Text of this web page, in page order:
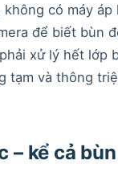
có máy áp
để biết bùn
xử lý hết lớp
tạm và thông
– kể cả